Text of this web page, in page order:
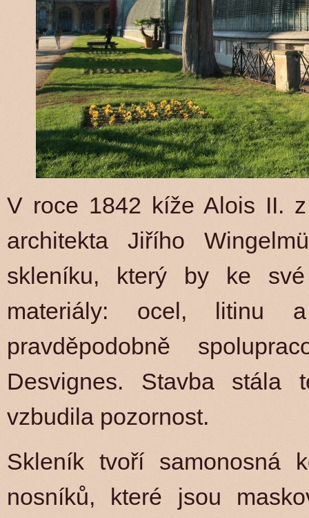
V roce 1842 kíže Alois II.
architekta Jiřího
skleníku, který by ke své
materiály: ocel, litinu
pravděpodobně
Desvignes. Stavba
vzbudila pozornost.
Skleník tvoří samonosná
nosníků, které jsou